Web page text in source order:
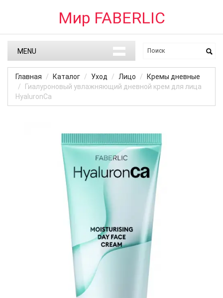
Мир FABERLIC
MENU
Главная Каталог Уход Лицо
Кремы дневные
Гиалуроновый увлажняющий дневной крем для лица
HyaluronCa